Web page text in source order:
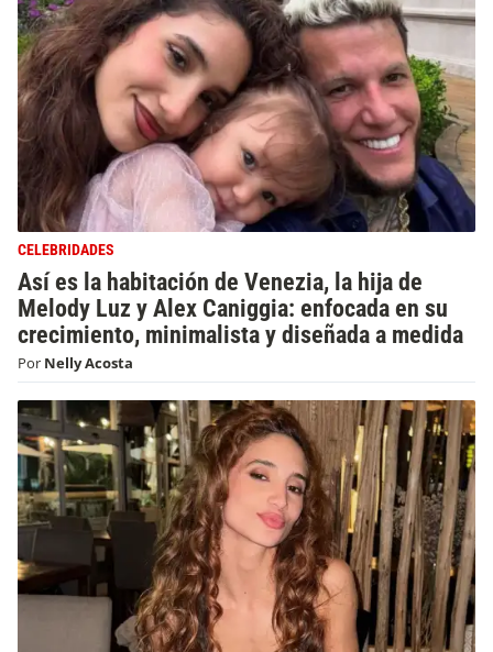
CELEBRIDADES
Así es la habitación de Venezia, la hija de
Melody Luz y Alex Caniggia: enfocada en su
crecimiento, minimalista y diseñada a medida
Por Nelly Acosta